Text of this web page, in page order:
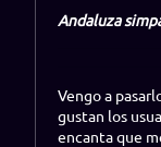
Andaluza
Vengo a
gustan los
encanta que